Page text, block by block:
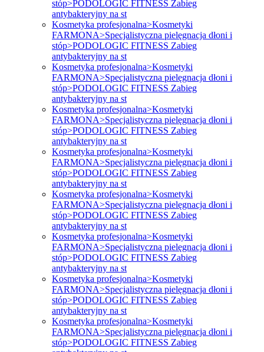
stóp>PODOLOGIC FITNESS Zabieg
antybakteryjny na st
Kosmetyka profesjonalna>Kosmetyki
FARMONA>Specjalistyczna pielęgnacja dłoni i
stóp>PODOLOGIC FITNESS Zabieg
antybakteryjny na st
Kosmetyka profesjonalna>Kosmetyki
FARMONA>Specjalistyczna pielęgnacja dłoni i
stóp>PODOLOGIC FITNESS Zabieg
antybakteryjny na st
Kosmetyka profesjonalna>Kosmetyki
FARMONA>Specjalistyczna pielęgnacja dłoni i
stóp>PODOLOGIC FITNESS Zabieg
antybakteryjny na st
Kosmetyka profesjonalna>Kosmetyki
FARMONA>Specjalistyczna pielęgnacja dłoni i
stóp>PODOLOGIC FITNESS Zabieg
antybakteryjny na st
Kosmetyka profesjonalna>Kosmetyki
FARMONA>Specjalistyczna pielęgnacja dłoni i
stóp>PODOLOGIC FITNESS Zabieg
antybakteryjny na st
Kosmetyka profesjonalna>Kosmetyki
FARMONA>Specjalistyczna pielęgnacja dłoni i
stóp>PODOLOGIC FITNESS Zabieg
antybakteryjny na st
Kosmetyka profesjonalna>Kosmetyki
FARMONA>Specjalistyczna pielęgnacja dłoni i
stóp>PODOLOGIC FITNESS Zabieg
antybakteryjny na st
Kosmetyka profesjonalna>Kosmetyki
FARMONA>Specjalistyczna pielęgnacja dłoni i
stóp>PODOLOGIC FITNESS Zabieg